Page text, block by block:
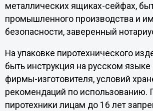
металлических ящиках-сейфах,
промышленного производства и
безопасности, заверенный
На упаковке пиротехнического
быть инструкция на русском языке
фирмы-изготовителя, условий
рекомендаций по использованию.
пиротехники лицам до 16 лет